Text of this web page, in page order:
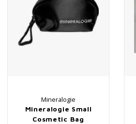
Mineralogie
Mineralogie Small
Cosmetic Bag